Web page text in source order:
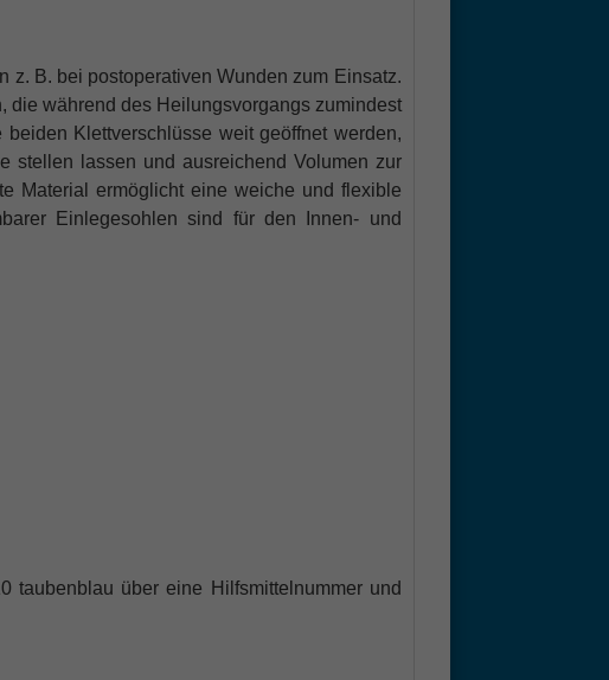
z. B. bei postoperativen Wunden zum Einsatz.
die während des Heilungsvorgangs zumindest
Klettverschlüsse weit geöffnet werden,
stellen lassen und ausreichend Volumen zur
Material ermöglicht eine weiche und flexible
Einlegesohlen sind für den Innen- und
taubenblau über eine Hilfsmittelnummer und